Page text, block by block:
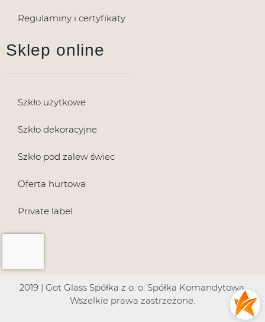
Regulaminy i certyfikaty
Sklep online
Szkło użytkowe
Szkło dekoracyjne
Szkło pod zalew świec
Oferta hurtowa
Private label
2019 | Got Glass Spółka z o. o. Spółka Komandytowa.
Wszelkie prawa zastrzeżone.